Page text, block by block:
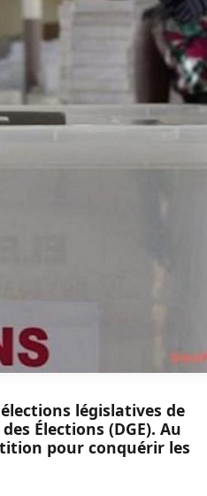
législatives de
Élections (DGE). Au
pour conquérir les